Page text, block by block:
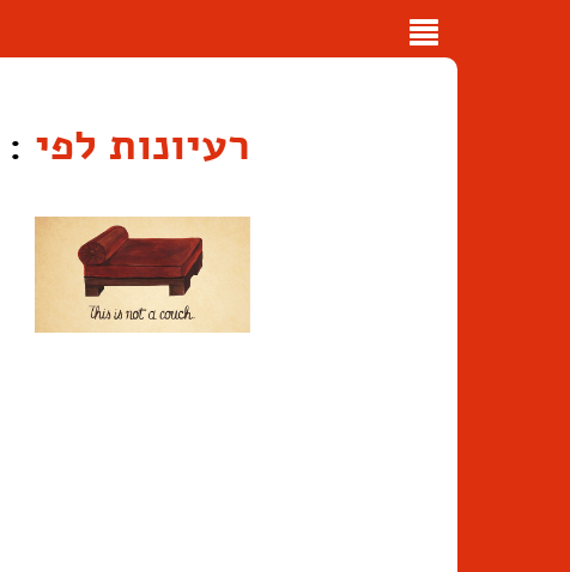
Toggle
רעיונות לפי :